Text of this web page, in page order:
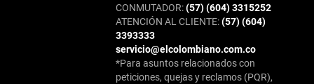
CONMUTADOR:(57) (604) 3315252
ATENCIÓN AL CLIENTE:(57) (604)
3393333
servicio@elcolombiano.com.co
*Para asuntos relacionados con
peticiones, quejas y reclamos (PQR),